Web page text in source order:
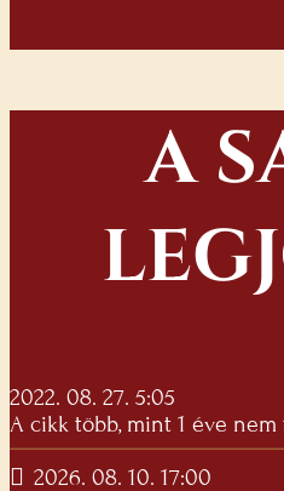
A
2022. 08. 27. 5:05
A cikk több, mint 1 éve
2026. 08. 10. 17:00